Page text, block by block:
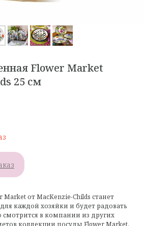
Flower Market
25 см
от MacKenzie-Childs станет
каждой хозяйки и будет радовать
в компании из других